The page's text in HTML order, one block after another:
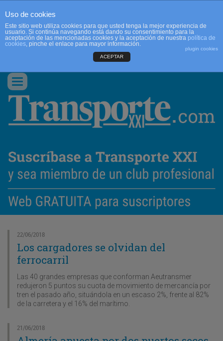
CONTACTO
Conmutar
navegación
22/06/2018
Los cargadores se olvidan del
ferrocarril
Las 40 grandes empresas que conforman Aeutransmer
redujeron 5 puntos su cuota de movimiento de mercancía por
tren el pasado año, situándola en un escaso 2%, frente al 82%
de la carretera y el 16% del marítimo.
21/06/2018
Uso de cookies
Este sitio web utiliza cookies para que usted tenga la mejor experiencia de
usuario. Si continúa navegando está dando su consentimiento para la
aceptación de las mencionadas cookies y la aceptación de nuestra política de
cookies, pinche el enlace para mayor información.
plugin cookies
ACEPTAR